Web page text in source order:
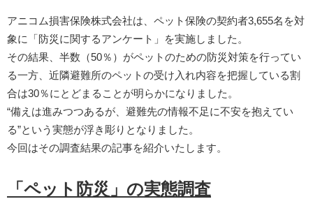
アニコム損害保険株式会社は、ペット保険の契約者3,655名を対
象に「防災に関するアンケート」を実施しました。
その結果、半数（50％）がペットのための防災対策を行ってい
る一方、近隣避難所のペットの受け入れ内容を把握している割
合は30％にとどまることが明らかになりました。
“備えは進みつつあるが、避難先の情報不足に不安を抱えてい
る”という実態が浮き彫りとなりました。
今回はその調査結果の記事を紹介いたします。
「ペット防災」の実態調査